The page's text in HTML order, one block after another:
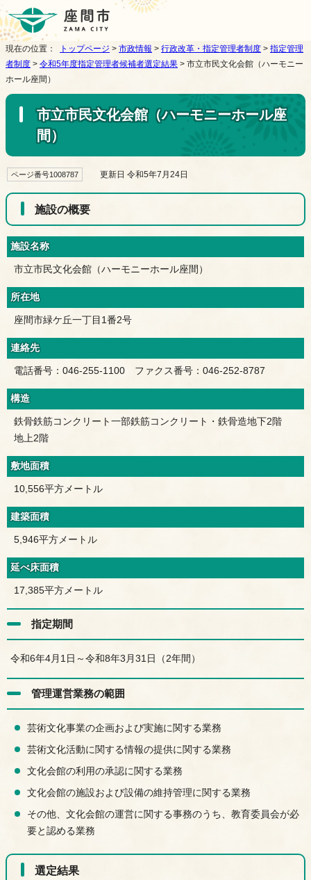
現在の位置： トップページ > 市政情報 > 行政改革・指定管理者制度 > 指定管理
者制度 > 令和5年度指定管理者候補者選定結果 > 市立市民文化会館（ハーモニー
ホール座間）
市立市民文化会館（ハーモニーホール座
間）
ページ番号1008787 更新日 令和5年7月24日
施設の概要
施設名称
市立市民文化会館（ハーモニーホール座間）
所在地
座間市緑ケ丘一丁目1番2号
連絡先
電話番号：046-255-1100 ファクス番号：046-252-8787
構造
鉄骨鉄筋コンクリート一部鉄筋コンクリート・鉄骨造地下2階
地上2階
敷地面積
10,556平方メートル
建築面積
5,946平方メートル
延べ床面積
17,385平方メートル
指定期間
令和6年4月1日～令和8年3月31日（2年間）
管理運営業務の範囲
芸術文化事業の企画および実施に関する業務
芸術文化活動に関する情報の提供に関する業務
文化会館の利用の承認に関する業務
文化会館の施設および設備の維持管理に関する業務
その他、文化会館の運営に関する事務のうち、教育委員会が必
要と認める業務
選定結果